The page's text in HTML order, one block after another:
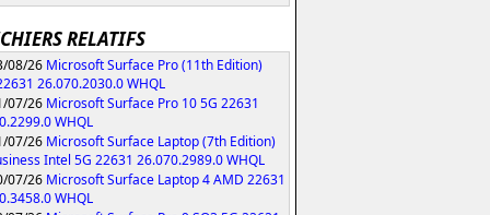
RELATIFS
08/26 Microsoft Surface Pro (11th Edition)
26.070.2030.0 WHQL
07/26 Microsoft Surface Pro 10 5G 22631
WHQL
07/26 Microsoft Surface Laptop (7th Edition)
Intel 5G 22631 26.070.2989.0 WHQL
07/26 Microsoft Surface Laptop 4 AMD 22631
WHQL